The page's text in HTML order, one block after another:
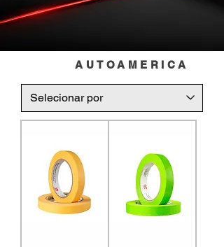
AUTOAMERICA